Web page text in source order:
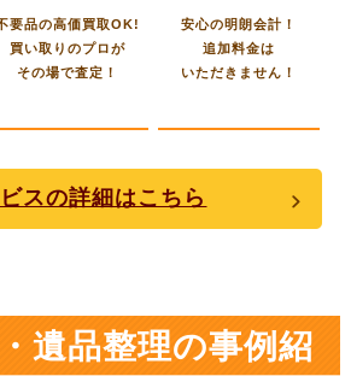
要品の高価買取OK!
買い取りのプロが
その場で査定！
安心の明朗会計！
追加料金は
いただきません！
スの詳細はこちら
遺品整理の事例紹